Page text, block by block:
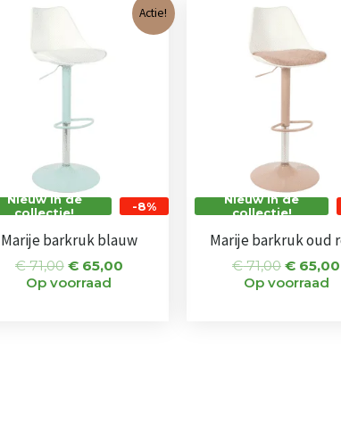
Actie!
-8%
Nieuw in de
collectie!
Marije barkruk blauw
€71,00
Oorspronkelijke
€ 71,00.
€65,00
Huidige
prijs
Op voorraad
Nieuw in de
collectie!
Marije barkruk oud
€71,00
prijs
€ 71,00.
€ 65,00
Op voorraad